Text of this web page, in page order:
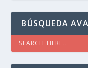
BÚSQUEDA